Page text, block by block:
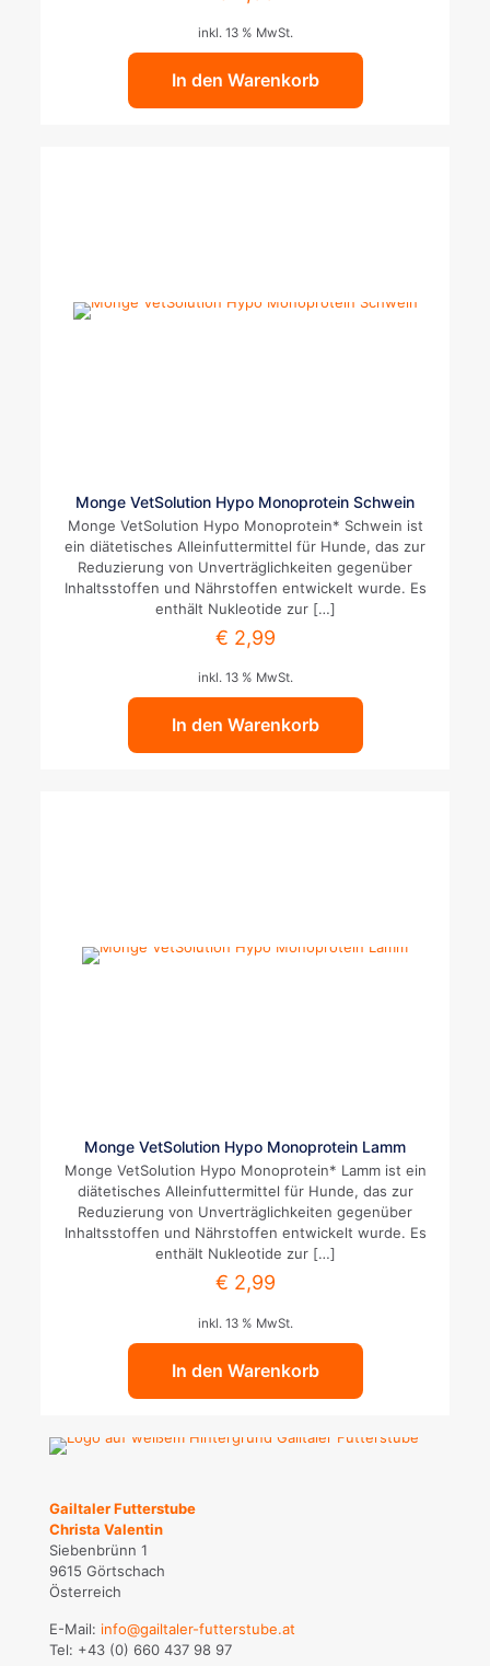
inkl. 13 % MwSt.
In den Warenkorb
Monge VetSolution Hypo Monoprotein Schwein
Monge VetSolution Hypo Monoprotein* Schwein ist
ein diätetisches Alleinfuttermittel für Hunde, das zur
Reduzierung von Unverträglichkeiten gegenüber
Inhaltsstoffen und Nährstoffen entwickelt wurde. Es
enthält Nukleotide zur[…]
€ 2,99
inkl. 13 % MwSt.
In den Warenkorb
Monge VetSolution Hypo Monoprotein Lamm
Monge VetSolution Hypo Monoprotein* Lamm ist ein
diätetisches Alleinfuttermittel für Hunde, das zur
Reduzierung von Unverträglichkeiten gegenüber
Inhaltsstoffen und Nährstoffen entwickelt wurde. Es
enthält Nukleotide zur[…]
€ 2,99
inkl. 13 % MwSt.
In den Warenkorb
Gailtaler Futterstube
Christa Valentin
Siebenbrünn 1
9615 Görtschach
Österreich
E-Mail: info@gailtaler-futterstube.at
Tel: +43 (0) 660 437 98 97